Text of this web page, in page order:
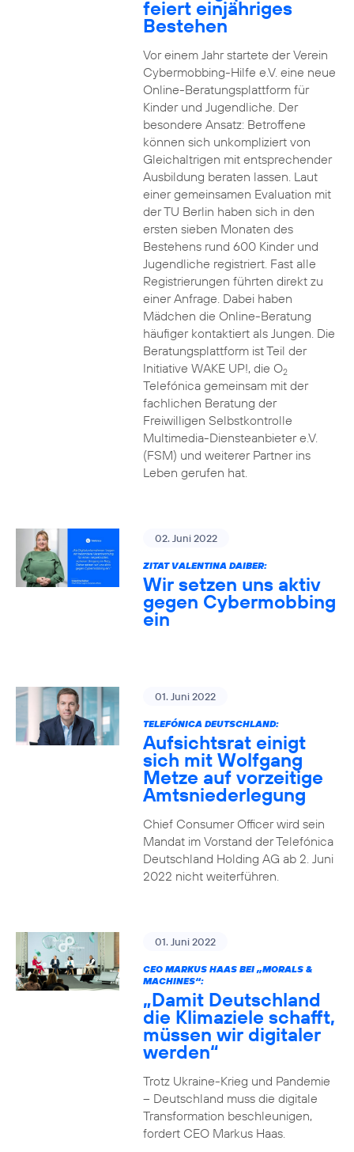
feiert einjähriges
Bestehen
Vor einem Jahr startete der Verein
Cybermobbing-Hilfe e.V. eine neue
Online-Beratungsplattform für
Kinder und Jugendliche. Der
besondere Ansatz: Betroffene
können sich unkompliziert von
Gleichaltrigen mit entsprechender
Ausbildung beraten lassen. Laut
einer gemeinsamen Evaluation mit
der TU Berlin haben sich in den
ersten sieben Monaten des
Bestehens rund 600 Kinder und
Jugendliche registriert. Fast alle
Registrierungen führten direkt zu
einer Anfrage. Dabei haben
Mädchen die Online-Beratung
häufiger kontaktiert als Jungen. Die
Beratungsplattform ist Teil der
Initiative WAKE UP!, die O2
Telefónica gemeinsam mit der
fachlichen Beratung der
Freiwilligen Selbstkontrolle
Multimedia-Diensteanbieter e.V.
(FSM) und weiterer Partner ins
Leben gerufen hat.
02. Juni 2022
ZITAT VALENTINA DAIBER:
Wir setzen uns aktiv
gegen Cybermobbing
ein
01. Juni 2022
TELEFÓNICA DEUTSCHLAND:
Aufsichtsrat einigt
sich mit Wolfgang
Metze auf vorzeitige
Amtsniederlegung
Chief Consumer Officer wird sein
Mandat im Vorstand der Telefónica
Deutschland Holding AG ab 2. Juni
2022 nicht weiterführen.
01. Juni 2022
CEO MARKUS HAAS BEI „MORALS &
MACHINES“:
„Damit Deutschland
die Klimaziele schafft,
müssen wir digitaler
werden“
Trotz Ukraine-Krieg und Pandemie
– Deutschland muss die digitale
Transformation beschleunigen,
fordert CEO Markus Haas.